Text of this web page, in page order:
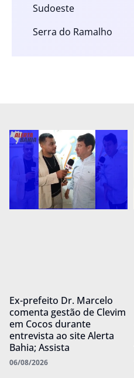
Sudoeste
Serra do Ramalho
Ex-prefeito Dr. Marcelo
comenta gestão de Clevim
em Cocos durante
entrevista ao site Alerta
Bahia; Assista
06/08/2026